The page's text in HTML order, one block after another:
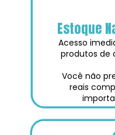
Estoque
Acesso
produtos de
Você não
reais